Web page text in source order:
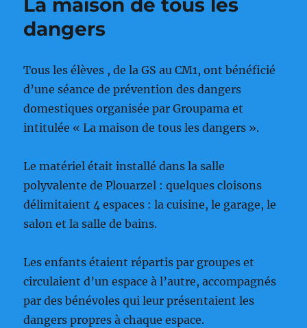
La maison de tous les
dangers
Tous les élèves , de la GS au CM1, ont bénéficié
d’une séance de prévention des dangers
domestiques organisée par Groupama et
intitulée « La maison de tous les dangers ».
Le matériel était installé dans la salle
polyvalente de Plouarzel : quelques cloisons
délimitaient 4 espaces : la cuisine, le garage, le
salon et la salle de bains.
Les enfants étaient répartis par groupes et
circulaient d’un espace à l’autre, accompagnés
par des bénévoles qui leur présentaient les
dangers propres à chaque espace.